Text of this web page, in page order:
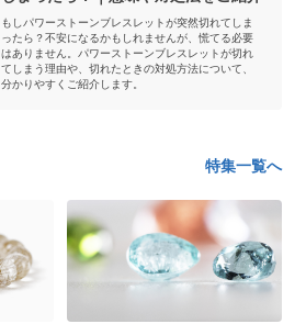
もしパワーストーンブレスレットが突然切れてしま
ったら？不安になるかもしれませんが、慌てる必要
はありません。パワーストーンブレスレットが切れ
てしまう理由や、切れたときの対処方法について、
分かりやすくご紹介します。
特集一覧へ